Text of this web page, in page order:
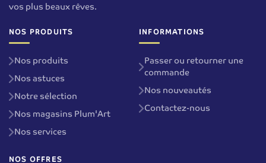
vos plus beaux rêves.
NOS PRODUITS
Nos produits
Nos astuces
Notre sélection
Nos magasins Plum'Art
Nos services
INFORMATIONS
Passer ou retourner une
commande
Nos nouveautés
Contactez-nous
NOS OFFRES